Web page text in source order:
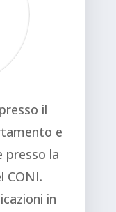
il
e
presso la
CONI.
in